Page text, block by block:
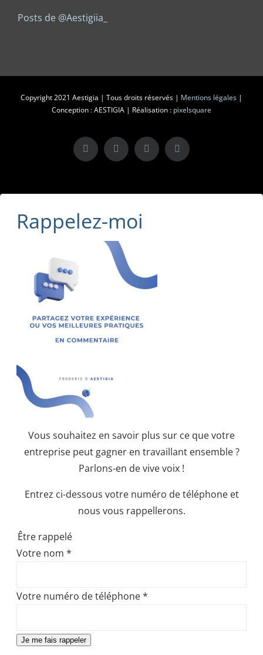
Posts de @Aestigiia_
Copyright 2021 Aestigia | Tous droits réservés | Mentions légales |
Conception : AESTIGIA | Réalisation : pixelsquare
X LinkedInInstagramFacebook
Rappelez-moi
Vous souhaitez en savoir plus sur ce que votre
entreprise peut gagner en travaillant ensemble ?
Parlons-en de vive voix !
Entrez ci-dessous votre numéro de téléphone et
nous vous rappellerons.
Être rappelé
Votre nom *
Votre numéro de téléphone*
Je me fais rappeler